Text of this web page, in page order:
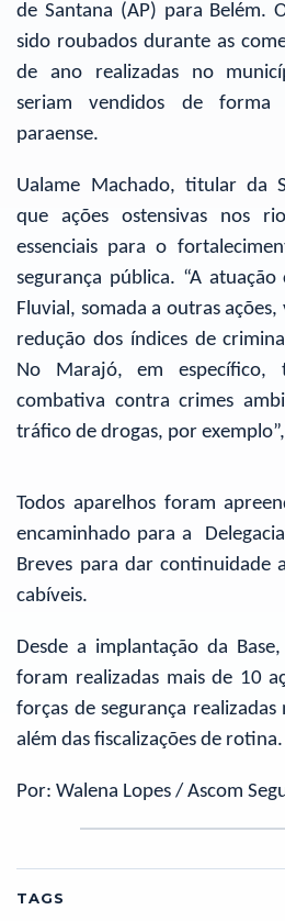
de Santana (AP) para Belém.
sido roubados durante as
de ano realizadas no
seriam vendidos de
paraense.
Ualame Machado, titular da
que ações ostensivas nos
essenciais para o
segurança pública. “A atuação
Fluvial, somada a outras
redução dos índices de
No Marajó, em específico,
combativa contra crimes
tráfico de drogas, por
Todos aparelhos foram
encaminhado para a
Breves para dar continuidade
cabíveis.
Desde a implantação da
foram realizadas mais de 10
forças de segurança
além das fiscalizações de rotina.
Por: Walena Lopes / Ascom
TAGS